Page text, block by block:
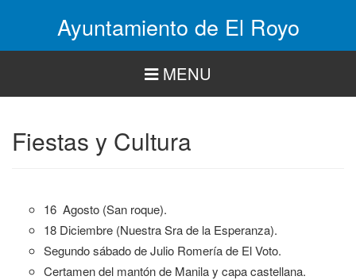
Ayuntamiento de El Royo
MENU
Fiestas y Cultura
16 Agosto (San roque).
18 Diciembre (Nuestra Sra de la Esperanza).
Segundo sábado de Julio Romería de El Voto.
Certamen del mantón de Manila y capa castellana.